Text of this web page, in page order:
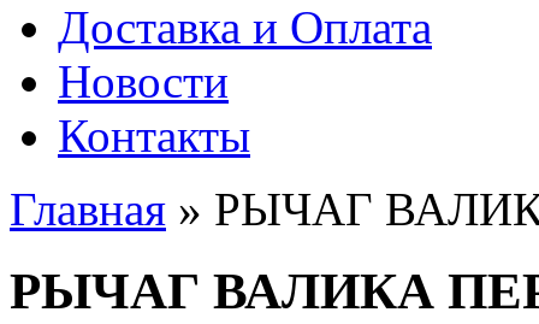
Доставка и Оплата
Новости
Контакты
Вы здесь
Главная » РЫЧАГ
РЫЧАГ ВАЛИКА